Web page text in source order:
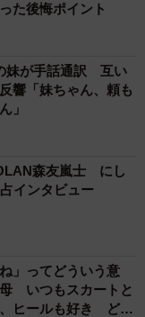
た後悔ポイント
妹が手話通訳 互い
響「妹ちゃん、頼も
」
森友嵐士 にし
インタビュー
」ってどういう意
いつもスカートと
ヒールも好き どの